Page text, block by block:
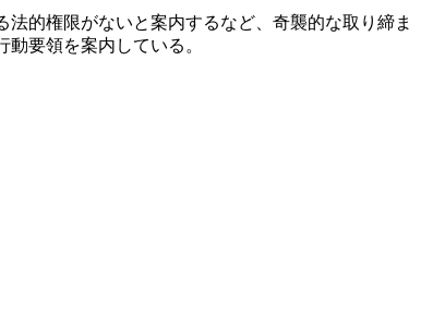
的権限がないと案内するなど、奇襲的な取り締ま
要領を案内している。